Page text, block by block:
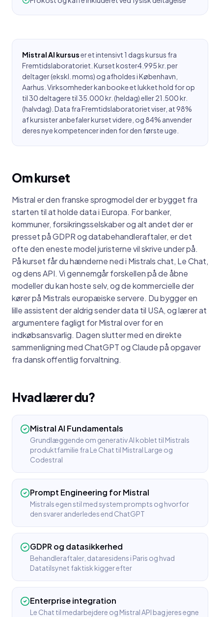
Mistral AI kursuser et intensivt 1 dags kursus fra
Fremtidslaboratoriet. Kurset koster4.995 kr. per
deltager (ekskl. moms) og afholdes iKøbenhavn,
Aarhus . Virksomheder kan booke et lukket hold for op
til 30 deltagere til 35.000 kr. (heldag) eller 21.500 kr.
(halvdag). Data fra Fremtidslaboratoriet viser, at 98%
af kursister anbefaler kurset videre, og 84% anvender
deres nye kompetencer inden for den første uge.
Om kurset
Mistral er den franske sprogmodel der er bygget fra
starten til at holde data i Europa. For banker,
kommuner, forsikringsselskaber og alt andet der er
presset på GDPR og databehandleraftaler, er det
ofte den eneste model juristerne vil skrive under på.
På kurset får du hænderne ned i Mistrals chat, Le Chat,
og dens API. Vi gennemgår forskellen på de åbne
modeller du kan hoste selv, og de kommercielle der
kører på Mistrals europæiske servere. Du bygger en
lille assistent der aldrig sender data til USA, og lærer at
argumentere fagligt for Mistral over for en
indkøbsansvarlig. Dagen slutter med en direkte
sammenligning med ChatGPT og Claude på opgaver
fra dansk offentlig forvaltning.
Hvad lærer du?
Mistral AI Fundamentals
Grundlæggende om generativ AI koblet til Mistrals
produktfamilie fra Le Chat til Mistral Large og
Codestral
Prompt Engineering for Mistral
Mistrals egen stil med system prompts og hvorfor
den svarer anderledes end ChatGPT
GDPR og datasikkerhed
Behandleraftaler, dataresidens i Paris og hvad
Datatilsynet faktisk kigger efter
Enterprise integration
Le Chat til medarbejdere og Mistral API bag jeres egne